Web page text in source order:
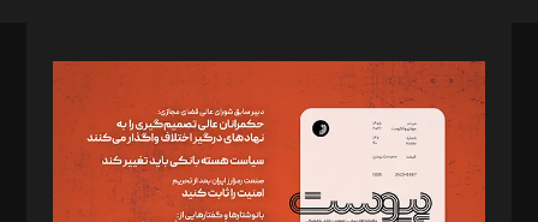
مدیر مسئول: محمدباقر اثنی‌عشری
سردبیر: مهرک محمودی
دبیر تحریریه: میثم قاسمی
د‌بیر ناداستان: سمانه سمیع
د‌بیر خدمت و تجارت: ابوالفضل رجبی